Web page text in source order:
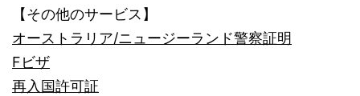
【その他のサービス】
オーストラリア/ニュージーランド警察証明
Fビザ
再入国許可証